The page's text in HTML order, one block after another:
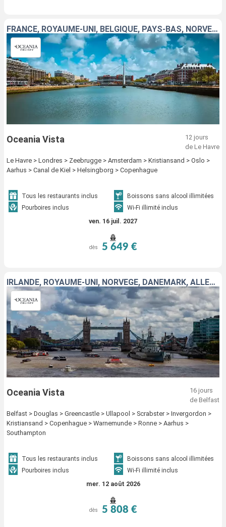
FRANCE, ROYAUME-UNI, BELGIQUE, PAYS-BAS, NORVÈGE, DANEMARK, ALLEMAGNE, SUÈDE
Oceania Vista
12 jours
de Le Havre
Le Havre > Londres > Zeebrugge > Amsterdam > Kristiansand > Oslo >
Aarhus > Canal de Kiel > Helsingborg > Copenhague
Tous les restaurants inclus
Boissons sans alcool illimitées
Pourboires inclus
Wi-Fi illimité inclus
ven. 16 juil. 2027
dès 5 649 €
IRLANDE, ROYAUME-UNI, NORVÈGE, DANEMARK, ALLEMAGNE
Oceania Vista
16 jours
de Belfast
Belfast > Douglas > Greencastle > Ullapool > Scrabster > Invergordon >
Kristiansand > Copenhague > Warnemunde > Ronne > Aarhus >
Southampton
Tous les restaurants inclus
Boissons sans alcool illimitées
Pourboires inclus
Wi-Fi illimité inclus
mer. 12 août 2026
dès 5 808 €